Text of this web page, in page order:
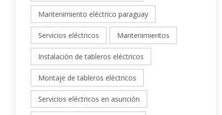
Mantenimiento eléctrico paraguay
Servicios eléctricos Mantenimientos
Instalación de tableros eléctricos
Montaje de tableros eléctricos
Servicios eléctricos en asunción